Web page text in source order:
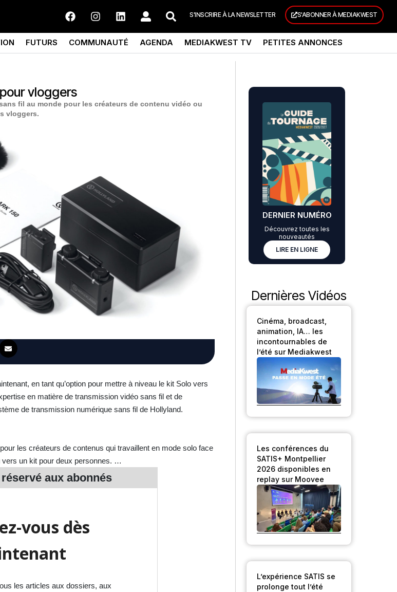
S'INSCRIRE À LA NEWSLETTER S'ABONNER À MEDIAKWEST
FUTURS COMMUNAUTÉ AGENDA MEDIAKWEST TV PETITES ANNONCES
vloggers
fil au monde pour les créateurs de contenu vidéo ou
vloggers.
en tant qu’option pour mettre à niveau le kit Solo vers
en matière de transmission vidéo sans fil et de
de transmission numérique sans fil de Hollyland.
les créateurs de contenus qui travaillent en mode solo face
un kit pour deux personnes. …
auxabonnés
vous dès
les articles aux dossiers, aux
DERNIER NUMÉRO
Découvrez toutes les
nouveautés
LIRE EN LIGNE
Dernières Vidéos
Cinéma, broadcast,
animation, IA… les
incontournables de
l’été sur Mediakwest
Les conférences du
SATIS+ Montpellier
2026 disponibles en
replay sur Moovee
L’expérience SATIS se
prolonge tout l’été